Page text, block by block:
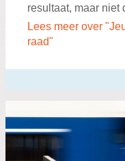
resultaat, maar niet
Lees meer over
raad"